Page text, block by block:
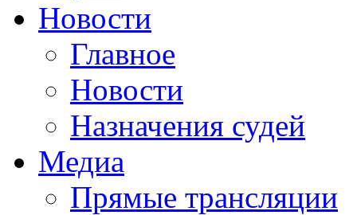
Новости
Главное
Новости
Назначения судей
Медиа
Прямые трансляции